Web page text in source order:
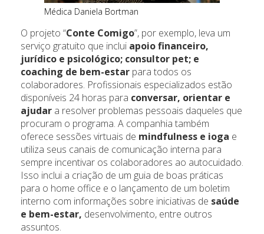
Médica Daniela Bortman
O projeto “Conte Comigo”, por exemplo, leva um
serviço gratuito que inclui apoio financeiro,
jurídico e psicológico; consultor pet; e
coaching de bem-estar para todos os
colaboradores. Profissionais especializados estão
disponíveis 24 horas para conversar, orientar e
ajudar a resolver problemas pessoais daqueles que
procuram o programa. A companhia também
oferece sessões virtuais de mindfulness e ioga e
utiliza seus canais de comunicação interna para
sempre incentivar os colaboradores ao autocuidado.
Isso inclui a criação de um guia de boas práticas
para o home office e o lançamento de um boletim
interno com informações sobre iniciativas de saúde
e bem-estar, desenvolvimento, entre outros
assuntos.